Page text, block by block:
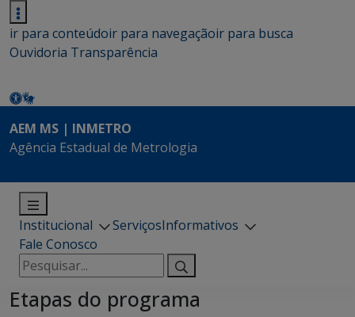
ir para conteúdoir para navegaçãoir para busca
Ouvidoria Transparência
AEM MS | INMETRO
Agência Estadual de Metrologia
Institucional ServiçosInformativos
Fale Conosco
Pesquisar
por:
Etapas do programa